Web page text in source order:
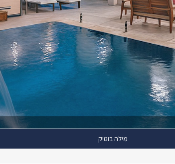
מילה בוטיק